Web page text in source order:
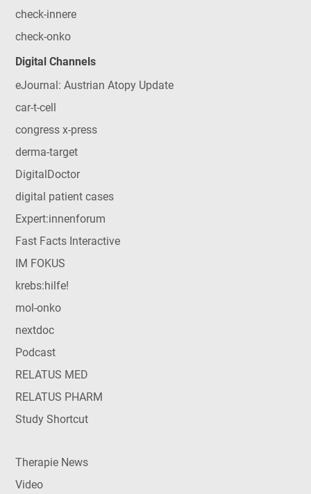
check-innere
check-onko
Digital Channels
eJournal: Austrian Atopy Update
car-t-cell
congress x-press
derma-target
DigitalDoctor
digital patient cases
Expert:innenforum
Fast Facts Interactive
IM FOKUS
krebs:hilfe!
mol-onko
nextdoc
Podcast
RELATUS MED
RELATUS PHARM
Study Shortcut
Therapie News
Video